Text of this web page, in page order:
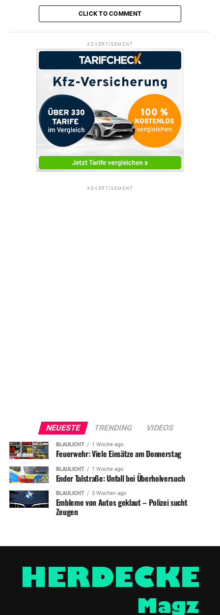
CLICK TO COMMENT
ADVERTISEMENT
ADVERTISEMENT
NEUESTE TRENDING VIDEOS
BLAULICHT 1 Woche ago
Feuerwehr: Viele Einsätze am Donnerstag
BLAULICHT 1 Woche ago
Ender Talstraße: Unfall bei Überholversuch
BLAULICHT 3 Wochen ago
Embleme von Autos geklaut – Polizei sucht
Zeugen